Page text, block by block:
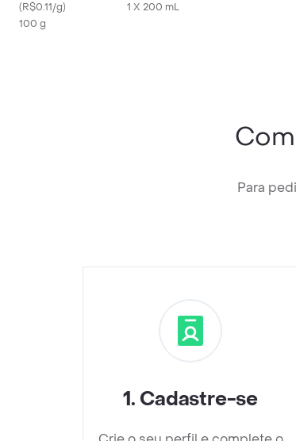
(R$0.11/g)
100 g
1 X 200 mL
Para
1. Cadastre-se